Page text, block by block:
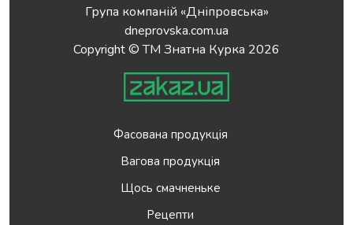
Група компаній «Дніпровська»
dneprovska.com.ua
Copyright © ТМ Знатна Курка 2026
Фасована продукція
Вагова продукція
Щось смачненьке
Рецепти